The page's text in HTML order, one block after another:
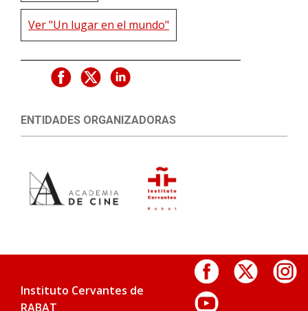
Ver "Un lugar en el mundo"
ENTIDADES ORGANIZADORAS
Instituto Cervantes de
RABAT